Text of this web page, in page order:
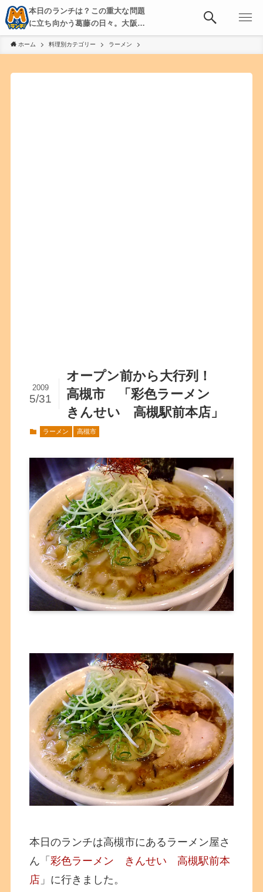
本日のランチは？この重大な問題
に立ち向かう葛藤の日々。大阪・
京都・神戸を中心とした食べ歩
き、飲み歩きを綴る。
ホーム 料理別カテゴリー ラーメン
オープン前から大行列！
高槻市 「彩色ラーメン
きんせい 高槻駅前本店」
2009
5/31
ラーメン 高槻市
本日のランチは高槻市にあるラーメン屋さ
ん「彩色ラーメン きんせい 高槻駅前本
店 」に行きました。